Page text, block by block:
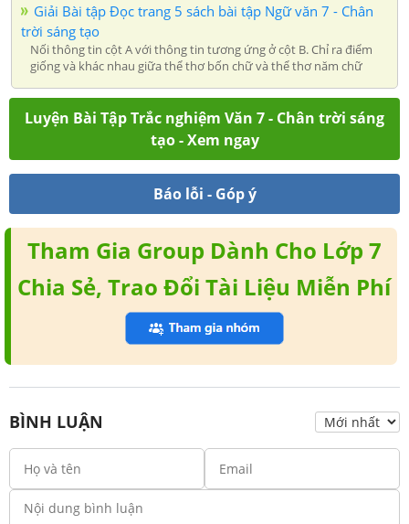
Giải Bài tập Đọc trang 5 sách bài tập Ngữ văn 7 - Chân
trời sáng tạo
Nối thông tin cột A với thông tin tương ứng ở cột B. Chỉ ra điểm
giống và khác nhau giữa thể thơ bốn chữ và thể thơ năm chữ
Luyện Bài Tập Trắc nghiệm Văn 7 - Chân trời sáng
tạo - Xem ngay
Báo lỗi - Góp ý
Tham Gia Group Dành Cho Lớp 7
Chia Sẻ, Trao Đổi Tài Liệu Miễn Phí
BÌNH LUẬN